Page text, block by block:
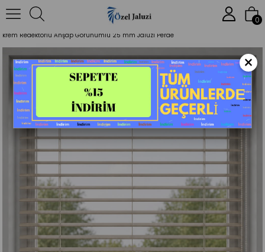
0
Anasayfa Ahşap Görünümlü Jaluzi
krem Redektörlü Ahşap Görünümlü 25 mm Jaluzi Perde
×